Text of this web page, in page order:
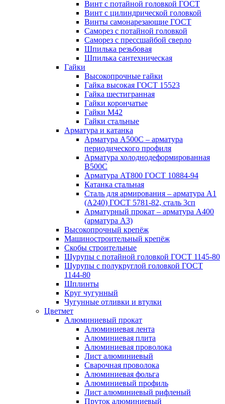
Винт с потайной головкой ГОСТ
Винт с цилиндрической головкой
Винты самонарезающие ГОСТ
Саморез с потайной головкой
Саморез с прессшайбой сверло
Шпилька резьбовая
Шпилька сантехническая
Гайки
Высокопрочные гайки
Гайка высокая ГОСТ 15523
Гайка шестигранная
Гайки корончатые
Гайки М42
Гайки стальные
Арматура и катанка
Арматура А500С – арматура
периодического профиля
Арматура холоднодеформированная
В500С
Арматура АТ800 ГОСТ 10884-94
Катанка стальная
Сталь для армирования – арматура А1
(А240) ГОСТ 5781-82, сталь 3сп
Арматурный прокат – арматура А400
(арматура А3)
Высокопрочный крепёж
Машиностроительный крепёж
Скобы строительные
Шурупы с потайной головкой ГОСТ 1145-80
Шурупы с полукруглой головкой ГОСТ
1144-80
Шплинты
Круг чугунный
Чугунные отливки и втулки
Цветмет
Алюминиевый прокат
Алюминиевая лента
Алюминиевая плита
Алюминиевая проволока
Лист алюминиевый
Сварочная проволока
Алюминиевая фольга
Алюминиевый профиль
Лист алюминиевый рифленый
Пруток алюминиевый